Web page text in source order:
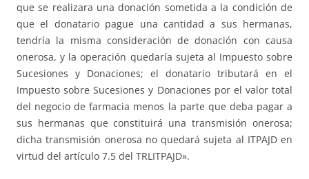
que se realizara una donación sometida a la condición de
que el donatario pague una cantidad a sus hermanas,
tendría la misma consideración de donación con causa
onerosa, y la operación quedaría sujeta al Impuesto sobre
Sucesiones y Donaciones; el donatario tributará en el
Impuesto sobre Sucesiones y Donaciones por el valor total
del negocio de farmacia menos la parte que deba pagar a
sus hermanas que constituirá una transmisión onerosa;
dicha transmisión onerosa no quedará sujeta al ITPAJD en
virtud del artículo 7.5 del TRLITPAJD».